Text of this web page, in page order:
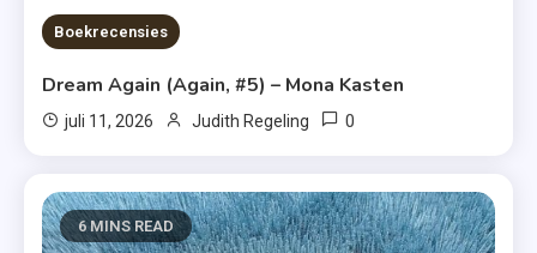
Boekrecensies
Dream Again (Again, #5) – Mona Kasten
juli 11, 2026 Judith Regeling 0
6 MINS READ